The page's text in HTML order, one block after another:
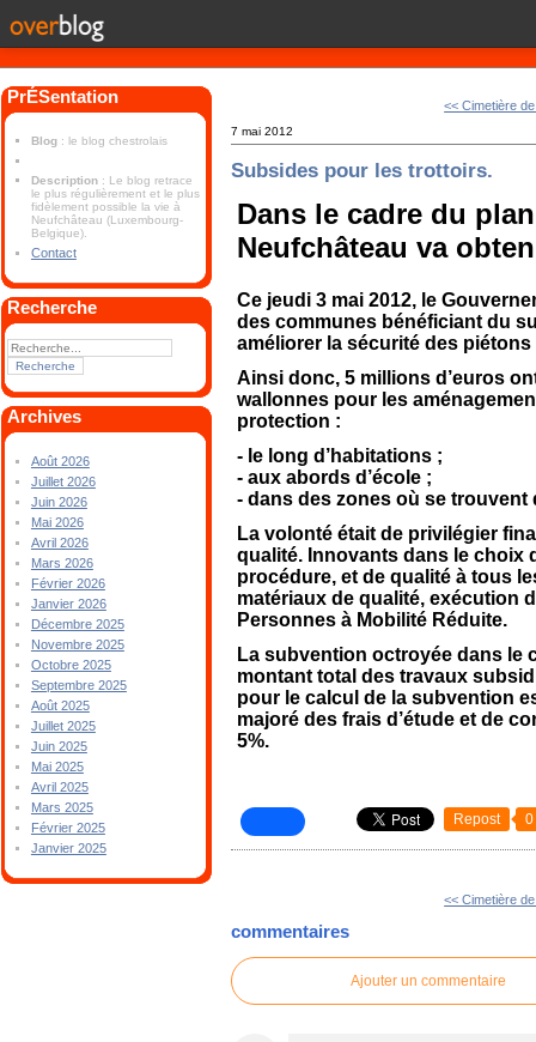
PrÉSentation
Blog : le blog chestrolais
Description : Le blog retrace
le plus régulièrement et le plus
fidèlement possible la vie à
Neufchâteau (Luxembourg-
Belgique).
Contact
Recherche
Archives
Août 2026
Juillet 2026
Juin 2026
Mai 2026
Avril 2026
Mars 2026
Février 2026
Janvier 2026
Décembre 2025
Novembre 2025
Octobre 2025
Septembre 2025
Août 2025
Juillet 2025
Juin 2025
Mai 2025
Avril 2025
Mars 2025
Février 2025
Janvier 2025
<< Cimetière
7 mai 2012
Subsides pour les trottoirs.
Dans le cadre du
Neufchâteau va
Ce jeudi 3 mai 2012, le
des communes bénéficiant du
améliorer la sécurité des
Ainsi donc, 5 millions d’euros
wallonnes pour les
protection :
- le long d’habitations ;
- aux abords d’école ;
- dans des zones où se
La volonté était de privilégier
qualité. Innovants dans le choix
procédure, et de qualité à tous
matériaux de qualité, exécution
Personnes à Mobilité Réduite.
La subvention octroyée dans le
montant total des travaux
pour le calcul de la subvention
majoré des frais d’étude et de
5%.
Repost 0
<< Cimetière
commentaires
Ajouter un commentaire